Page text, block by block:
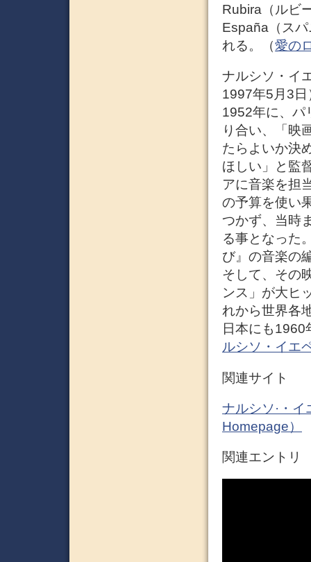
Rubira（ルビ
España（ス
れる。（愛の
ナルシソ・イ
1997年5月3日
1952年に、パ
り合い、「映
たらよいか決
ほしい」と監
アに音楽を担
の予算を使い
つかず、当時
る事となった
び』の音楽の
そして、その
ンス」が大ヒ
れから世界各
日本にも
ルシソ・イエ
関連サイト
ナルシソ·・
Homepage）
関連エント